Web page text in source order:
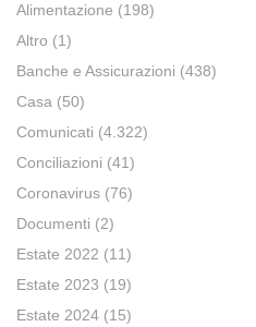
Alimentazione (198)
Altro (1)
Banche e Assicurazioni (438)
Casa (50)
Comunicati (4.322)
Conciliazioni (41)
Coronavirus (76)
Documenti (2)
Estate 2022 (11)
Estate 2023 (19)
Estate 2024 (15)